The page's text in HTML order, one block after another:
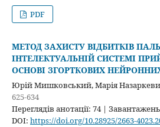
PDF
МЕТОД ЗАХИСТУ ВІДБИТКІВ
ІНТЕЛЕКТУАЛЬНІЙ СИСТЕМІ
ОСНОВІ ЗГОРТКОВИХ
Юрій Мишковський, Марія
625-634
Переглядів анотації: 74 |
DOI: https://doi.org/10.28925/2663-